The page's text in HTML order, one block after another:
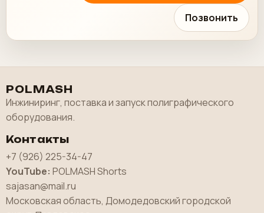
Позвонить
POLMASH
Инжиниринг, поставка и запуск полиграфического
оборудования.
Контакты
+7 (926) 225-34-47
YouTube: POLMASH Shorts
sajasan@mail.ru
Московская область, Домодедовский городской